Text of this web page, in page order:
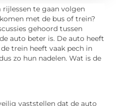
te gaan volgen
met de bus of trein?
gehoord tussen
auto beter is. De auto heeft
trein heeft vaak pech in
zo hun nadelen. Wat is de
vaststellen dat de auto